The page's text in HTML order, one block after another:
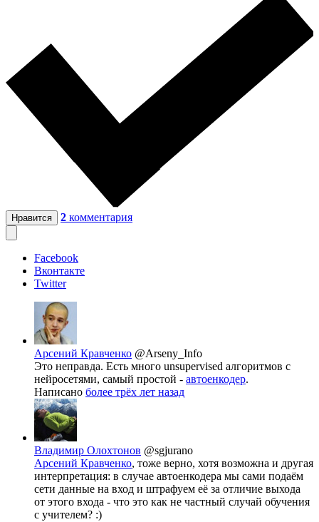
Нравится 2 комментария
Facebook
Вконтакте
Twitter
Арсений Кравченко @Arseny_Info
Это неправда. Есть много unsupervised алгоритмов с
нейросетями, самый простой - автоенкодер.
Написано более трёх лет назад
Владимир Олохтонов @sgjurano
Арсений Кравченко, тоже верно, хотя возможна и другая
интерпретация: в случае автоенкодера мы сами подаём
сети данные на вход и штрафуем её за отличие выхода
от этого входа - что это как не частный случай обучения
с учителем? :)